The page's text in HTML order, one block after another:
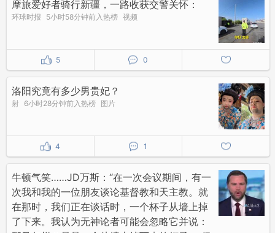
摩旅爱好者骑行新疆，一路收获交警关怀：
环球时报 5小时58分钟前入热榜 视频
5 0
洛阳究竟有多少男贵妃？
射 6小时28分钟前入热榜 图片
4 1
牛顿气笑……JD万斯：“在一次会议期间，有一
次我和我的一位朋友谈论基督教和天主教。就
在那时，我们正在谈话时，一个杯子从墙上掉
了下来。我认为无神论者可能会忽略它并说：